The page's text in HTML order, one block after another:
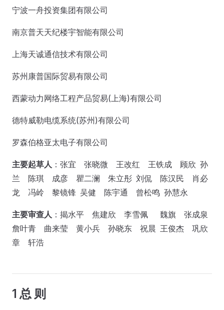
宁波一舟投资集团有限公司
南京普天天纪楼宇智能有限公司
上海天诚通信技术有限公司
苏州康普国际贸易有限公司
西蒙动力网络工程产品贸易(上海)有限公司
德特威勒电缆系统(苏州)有限公司
罗森伯格亚太电子有限公司
主要起草人 ：张宜 张晓微 王改红 王铁成 顾欣 孙
兰 陈琪 成彦 瞿二澜 朱立彤 刘侃 陈汉民 肖必
龙 冯岭 黎镜锋 吴健 陈宇通 曾松鸣 孙慧永
主要审查人 ：揭水平 焦建欣 李雪佩 魏旗 张成泉
詹叶青 曲来莹 黄小兵 孙晓东 祝晨 王俊杰 巩欣
章 轩浩
1 总 则